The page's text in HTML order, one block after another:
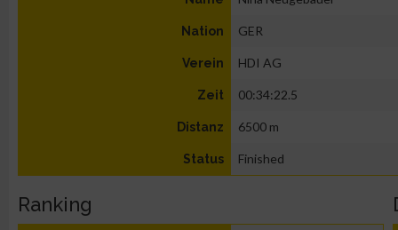
Nation GER
Verein HDI AG
Zeit 00:34:22.5
Distanz 6500 m
Status Finished
Ranking